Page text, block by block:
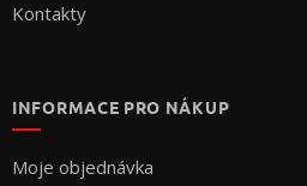
Kontakty
INFORMACE PRO NÁKUP
Moje objednávka